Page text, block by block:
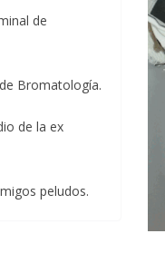
de
Bromatología.
de la ex
peludos.